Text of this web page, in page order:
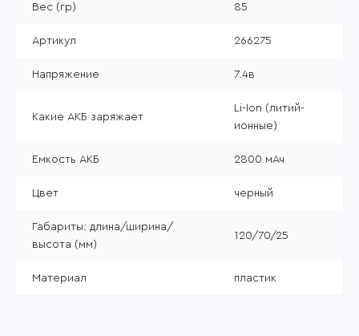
Вес (гр) 85
Артикул 266275
Напряжение 7.4в
Какие АКБ заряжает
Li-Ion (литий-
ионные)
Емкость АКБ 2800 мАч
Цвет черный
Габариты: длина/ширина/
высота (мм)
120/70/25
Материал пластик